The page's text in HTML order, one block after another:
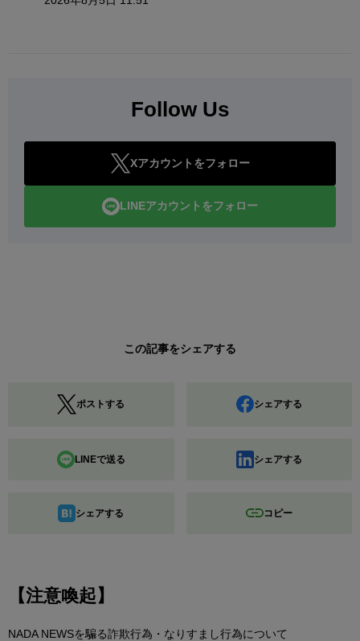
Follow Us
Xアカウントをフォロー
LINEアカウントをフォロー
この記事をシェアする
ポストする シェアする
LINEで送る シェアする
シェアする コピー
【注意喚起】
NADA NEWSを騙る詐欺行為・なりすまし行為について